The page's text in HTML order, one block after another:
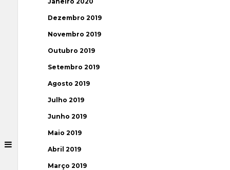
Dezembro 2019
Novembro 2019
Outubro 2019
Setembro 2019
Agosto 2019
Julho 2019
Junho 2019
Maio 2019
Abril 2019
Março 2019